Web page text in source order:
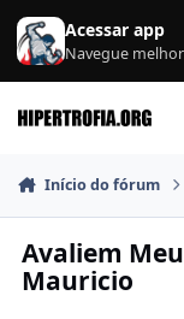
Ir para conteúdo
Acessar app
Navegue
Início do fórum
Avaliem
Mauricio